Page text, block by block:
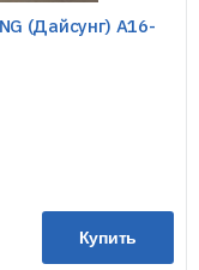
(Дайсунг) A16-
Купить